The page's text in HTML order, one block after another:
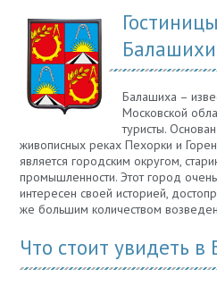
Балашихи
Балашиха –
Московской
туристы.
живописных реках Пехорки и
является городским округом,
промышленности. Этот город
интересен своей историей,
же большим количеством
Что стоит увидеть в